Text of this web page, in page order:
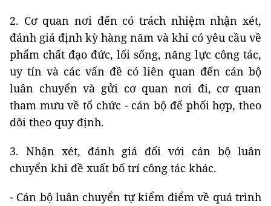
2. Cơ quan nơi đến có trách nhiệm nhận xét,
đánh giá định kỳ hàng năm và khi có yêu cầu về
phẩm chất đạo đức, lối sống, năng lực công tác,
uy tín và các vấn đề có liên quan đến cán bộ
luân chuyển và gửi cơ quan nơi đi, cơ quan
tham mưu về tổ chức - cán bộ để phối hợp, theo
dõi theo quy định.
3. Nhận xét, đánh giá đối với cán bộ luân
chuyển khi đề xuất bố trí công tác khác.
- Cán bộ luân chuyển tự kiểm điểm về quá trình